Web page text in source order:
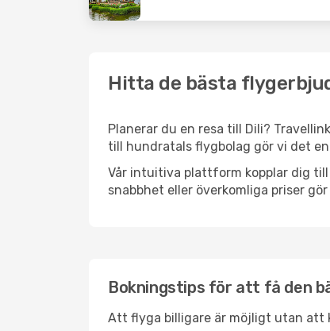
Hitta de bästa
Planerar du en resa till Dili?
till hundratals flygbolag gör vi det
Vår intuitiva plattform kopplar dig
snabbhet eller överkomliga priser
Bokningstips för att få den
Att flyga billigare är möjligt utan att